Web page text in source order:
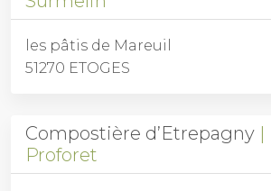
les pâtis de Mareuil
51270 ETOGES
Compostière d’Etrepagny
Proforet